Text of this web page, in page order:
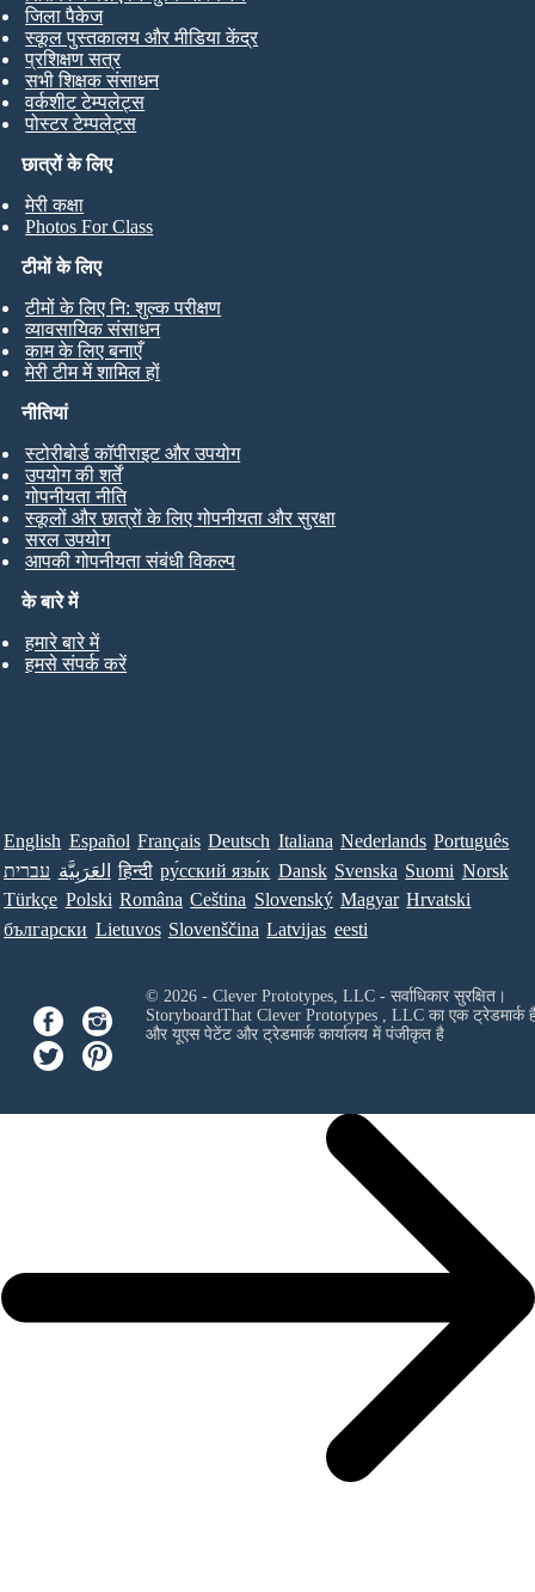
छात्रों के लिए
मेरी कक्षा
Photos For Class
जिला पैकेज
स्कूल पुस्तकालय और मीडिया केंद्र
प्रशिक्षण सत्र
सभी शिक्षक संसाधन
वर्कशीट टेम्पलेट्स
पोस्टर टेम्पलेट्स
टीमों के लिए
टीमों के लिए नि: शुल्क परीक्षण
व्यावसायिक संसाधन
काम के लिए बनाएँ
मेरी टीम में शामिल हों
के बारे में
हमारे बारे में
हमसे संपर्क करें
नीतियां
स्टोरीबोर्ड कॉपीराइट और उपयोग
उपयोग की शर्तें
गोपनीयता नीति
स्कूलों और छात्रों के लिए गोपनीयता और सुरक्षा
सरल उपयोग
आपकी गोपनीयता संबंधी विकल्प
English Español Français Deutsch Italiana Nederlands Português
עברית العَرَبِيَّة हिन्दी ру́сский язы́к Dansk Svenska Suomi Norsk
Türkçe Polski Româna Ceština Slovenský Magyar Hrvatski
български Lietuvos Slovenščina Latvijas eesti
© 2026 - Clever Prototypes, LLC - सर्वाधिकार सुरक्षित।
StoryboardThat Clever Prototypes , LLCका एक ट्रेडमार्क
और यूएस पेटेंट और ट्रेडमार्क कार्यालय में पंजीकृत है